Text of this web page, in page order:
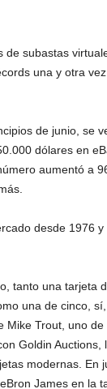
de subastas
una y otra
de junio, se
dólares en
aumentó a
desde 1976
tanto una tarjeta
una de cinco,
Mike Trout, uno
Goldin Auctions,
modernas. En
James en la